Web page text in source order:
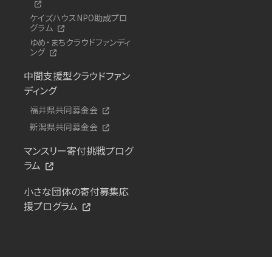
ケイズハウスNPO助成プロ
グラム
ゆめ・まちクラウドファンディ
ング
中間支援型クラウドファン
ディング
福井県共同募金会
新潟県共同募金会
マンスリー寄付挑戦プログ
ラム
小さな団体の寄付募集応
援プログラム